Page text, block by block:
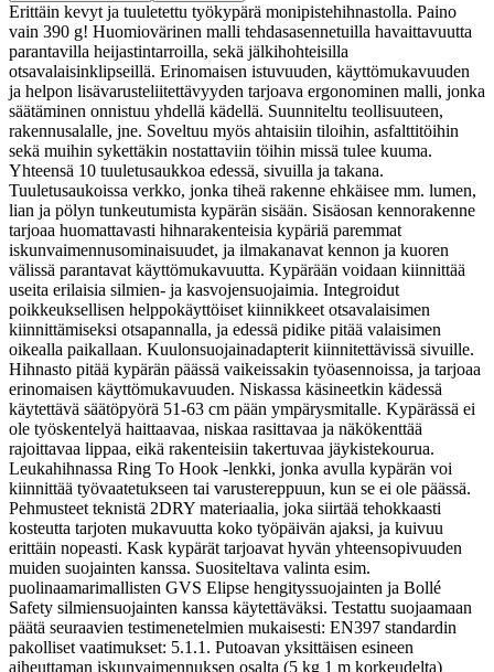
Erittäin kevyt ja tuuletettu työkypärä monipistehihnastolla. Paino
vain 390 g! Huomiovärinen malli tehdasasennetuilla havaittavuutta
parantavilla heijastintarroilla, sekä jälkihohteisilla
otsavalaisinklipseillä. Erinomaisen istuvuuden, käyttömukavuuden
ja helpon lisävarusteliitettävyyden tarjoava ergonominen malli, jonka
säätäminen onnistuu yhdellä kädellä. Suunniteltu teollisuuteen,
rakennusalalle, jne. Soveltuu myös ahtaisiin tiloihin, asfalttitöihin
sekä muihin sykettäkin nostattaviin töihin missä tulee kuuma.
Yhteensä 10 tuuletusaukkoa edessä, sivuilla ja takana.
Tuuletusaukoissa verkko, jonka tiheä rakenne ehkäisee mm. lumen,
lian ja pölyn tunkeutumista kypärän sisään. Sisäosan kennorakenne
tarjoaa huomattavasti hihnarakenteisia kypäriä paremmat
iskunvaimennusominaisuudet, ja ilmakanavat kennon ja kuoren
välissä parantavat käyttömukavuutta. Kypärään voidaan kiinnittää
useita erilaisia silmien- ja kasvojensuojaimia. Integroidut
poikkeuksellisen helppokäyttöiset kiinnikkeet otsavalaisimen
kiinnittämiseksi otsapannalla, ja edessä pidike pitää valaisimen
oikealla paikallaan. Kuulonsuojainadapterit kiinnitettävissä sivuille.
Hihnasto pitää kypärän päässä vaikeissakin työasennoissa, ja tarjoaa
erinomaisen käyttömukavuuden. Niskassa käsineetkin kädessä
käytettävä säätöpyörä 51-63 cm pään ympärysmitalle. Kypärässä ei
ole työskentelyä haittaavaa, niskaa rasittavaa ja näkökenttää
rajoittavaa lippaa, eikä rakenteisiin takertuvaa jäykistekourua.
Leukahihnassa Ring To Hook -lenkki, jonka avulla kypärän voi
kiinnittää työvaatetukseen tai varustereppuun, kun se ei ole päässä.
Pehmusteet teknistä 2DRY materiaalia, joka siirtää tehokkaasti
kosteutta tarjoten mukavuutta koko työpäivän ajaksi, ja kuivuu
erittäin nopeasti. Kask kypärät tarjoavat hyvän yhteensopivuuden
muiden suojainten kanssa. Suositeltava valinta esim.
puolinaamarimallisten GVS Elipse hengityssuojainten ja Bollé
Safety silmiensuojainten kanssa käytettäväksi. Testattu suojaamaan
päätä seuraavien testimenetelmien mukaisesti: EN397 standardin
pakolliset vaatimukset: 5.1.1. Putoavan yksittäisen esineen
aiheuttaman iskunvaimennuksen osalta (5 kg 1 m korkeudelta)